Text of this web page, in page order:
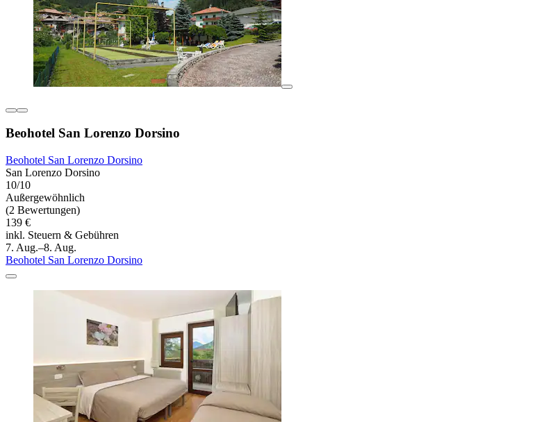
Beohotel San Lorenzo Dorsino
Beohotel San Lorenzo Dorsino
San Lorenzo Dorsino
10/10
Außergewöhnlich
(2 Bewertungen)
139 €
inkl. Steuern & Gebühren
7. Aug.–8. Aug.
Beohotel San Lorenzo Dorsino